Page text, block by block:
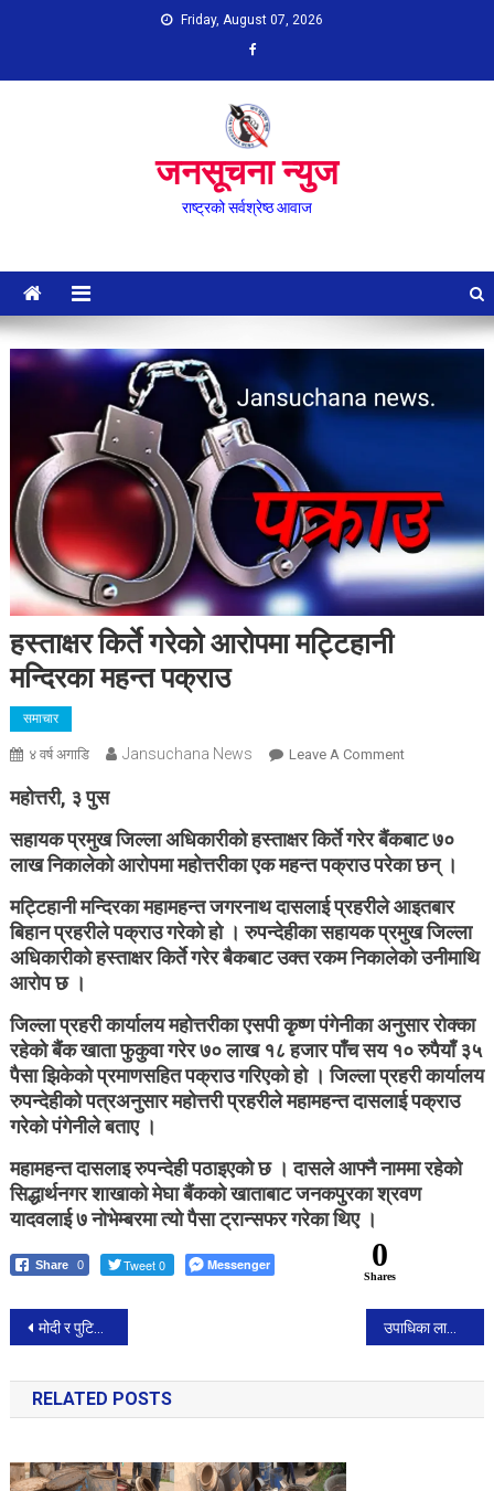
Friday, August 07, 2026
जनसूचना न्युज
राष्ट्रको सर्वश्रेष्ठ आवाज
हस्ताक्षर किर्ते गरेको आरोपमा मट्टिहानी
मन्दिरका महन्त पक्राउ
समाचार
४ वर्ष अगाडि Jansuchana News Leave A CommentOn
मट्टिहानी
मन्दिरका महन्त
पक्राउ
महोत्तरी, ३ पुस
सहायक प्रमुख जिल्ला अधिकारीको हस्ताक्षर किर्ते गरेर बैंकबाट ७०
लाख निकालेको आरोपमा महोत्तरीका एक महन्त पक्राउ परेका छन् ।
मट्टिहानी मन्दिरका महामहन्त जगरनाथ दासलाई प्रहरीले आइतबार
बिहान प्रहरीले पक्राउ गरेको हो । रुपन्देहीका सहायक प्रमुख जिल्ला
अधिकारीको हस्ताक्षर किर्ते गरेर बैकबाट उक्त रकम निकालेको उनीमाथि
आरोप छ ।
जिल्ला प्रहरी कार्यालय महोत्तरीका एसपी कृृष्ण पंगेनीका अनुसार रोक्का
रहेको बैंक खाता फुकुवा गरेर ७० लाख १८ हजार पाँच सय १० रुपैयाँ ३५
पैसा झिकेको प्रमाणसहित पक्राउ गरिएको हो । जिल्ला प्रहरी कार्यालय
रुपन्देहीको पत्रअनुसार महोत्तरी प्रहरीले महामहन्त दासलाई पक्राउ
गरेको पंगेनीले बताए ।
महामहन्त दासलाइ रुपन्देही पठाइएको छ । दासले आफ्नै नाममा रहेको
सिद्धार्थनगर शाखाको मेघा बैंकको खाताबाट जनकपुरका श्रवण
यादवलाई ७ नोभेम्बरमा त्यो पैसा ट्रान्सफर गरेका थिए ।
Share 0 Tweet 0 Messenger 0
Shares
Post
navigation
मोदी र पुटिनबीच के विषयमा छलफल भयो ? उपाधिका लागि अर्जेन्टिना र फ्रान्स भिड्दै, मेसीलाई अन्तिम अवसर।
RELATED POSTS